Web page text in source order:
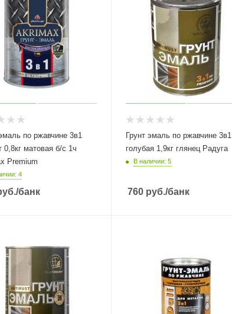
по ржавчине 3в1
0,8кг матовая б/с 1ч
Premium
4
/банк
Грунт эмаль по ржавчине 3в1
голубая 1,9кг глянец Радуга
В наличии: 5
760 руб./банк